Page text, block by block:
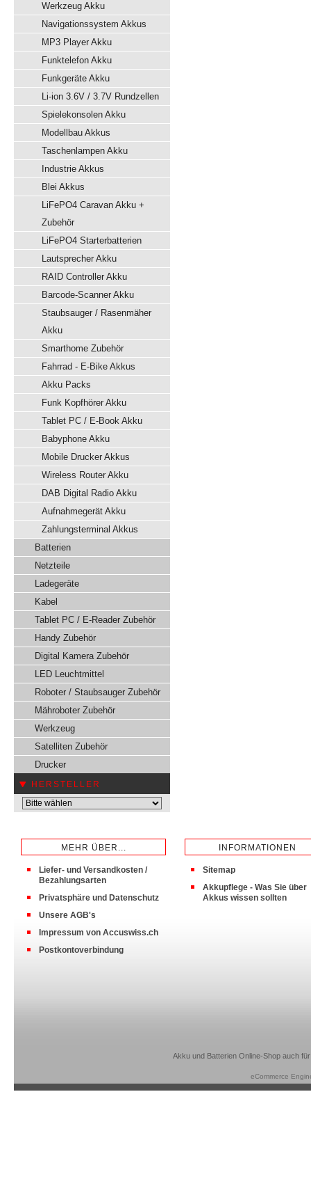
Werkzeug Akku
Navigationssystem Akkus
MP3 Player Akku
Funktelefon Akku
Funkgeräte Akku
Li-ion 3.6V / 3.7V Rundzellen
Spielekonsolen Akku
Modellbau Akkus
Taschenlampen Akku
Industrie Akkus
Blei Akkus
LiFePO4 Caravan Akku +
Zubehör
LiFePO4 Starterbatterien
Lautsprecher Akku
RAID Controller Akku
Barcode-Scanner Akku
Staubsauger / Rasenmäher
Akku
Smarthome Zubehör
Fahrrad - E-Bike Akkus
Akku Packs
Funk Kopfhörer Akku
Tablet PC / E-Book Akku
Babyphone Akku
Mobile Drucker Akkus
Wireless Router Akku
DAB Digital Radio Akku
Aufnahmegerät Akku
Zahlungsterminal Akkus
Batterien
Netzteile
Ladegeräte
Kabel
Tablet PC / E-Reader Zubehör
Handy Zubehör
Digital Kamera Zubehör
LED Leuchtmittel
Roboter / Staubsauger Zubehör
Mähroboter Zubehör
Werkzeug
Satelliten Zubehör
Drucker
HERSTELLER
MEHR ÜBER...
Liefer- und Versandkosten /
Bezahlungsarten
Privatsphäre und Datenschutz
Unsere AGB's
Impressum von Accuswiss.ch
Postkontoverbindung
INFORMATIONEN
Sitemap
Akkupflege - Was Sie über
Akkus wissen sollten
Akku und Batterien Online-Shop auch
eCommerce